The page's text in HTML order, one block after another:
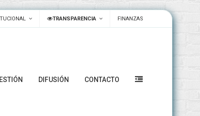
TRANSPARENCIA FINANZAS
DIFUSIÓN CONTACTO